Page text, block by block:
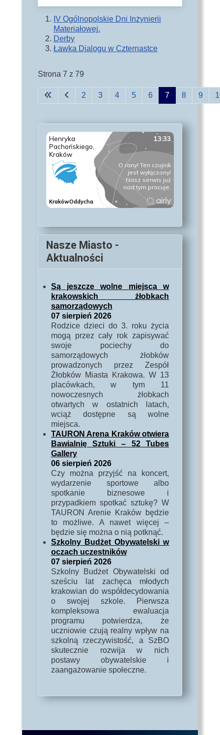
IV Ogólnopolskie Dni Inżynierii
Materiałowej.
Derby
Ławka Dialogu w Czternastce
Strona 7 z 79
2 3 4 5 6 7 8 9
Nasze Miasto -
Aktualności
Są jeszcze wolne miejsca w
krakowskich żłobkach
samorządowych
07 sierpień 2026
Rodzice dzieci do 3. roku życia
mogą przez cały rok zapisywać
swoje pociechy do
samorządowych żłobków
prowadzonych przez Zespół
Żłobków Miasta Krakowa. W 13
placówkach, w tym 11
nowoczesnych żłobkach
otwartych w ostatnich latach,
wciąż dostępne są wolne
miejsca.
TAURON Arena Kraków otwiera
Bawialnię Sztuki – 52 Tubes
Gallery
06 sierpień 2026
Czy można przyjść na koncert,
wydarzenie sportowe albo
spotkanie biznesowe i
przypadkiem spotkać sztukę? W
TAURON Arenie Kraków będzie
to możliwe. A nawet więcej –
będzie się można o nią potknąć.
Szkolny Budżet Obywatelski w
oczach uczestników
07 sierpień 2026
Szkolny Budżet Obywatelski od
sześciu lat zachęca młodych
krakowian do współdecydowania
o swojej szkole. Pierwsza
kompleksowa ewaluacja
programu potwierdza, że
uczniowie czują realny wpływ na
szkolną rzeczywistość, a SzBO
skutecznie rozwija w nich
postawy obywatelskie i
zaangażowanie społeczne.